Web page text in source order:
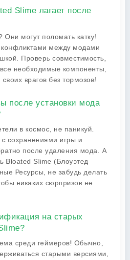
Slime лагает после
могут поломать катку!
конфликтами между модами
Проверь совместимость,
необходимые компоненты,
врагов без тормозов!
после установки мода
в космос, не паникуй.
сохранениями игры и
после удаления мода. А
Bloated Slime (Блоуэтед
Ресурсы, не забудь делать
никаких сюрпризов не
на старых
среди геймеров! Обычно,
старыми версиями,